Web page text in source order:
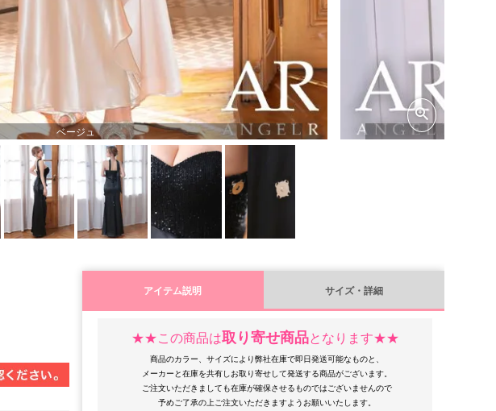
ベージュ
アイテム説明 サイズ・詳細
★★この商品は取り寄せ商品となります★★
商品のカラー、サイズにより弊社在庫で即日発送可能なものと、
メーカーと在庫を共有しお取り寄せして発送する商品がございます。
ご注文いただきましても在庫が確保させるものではございませんので